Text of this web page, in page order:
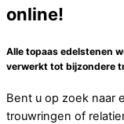
online!
Alle topaas edelstenen
verwerkt tot bijzondere
Bent u op zoek naar
trouwringen of